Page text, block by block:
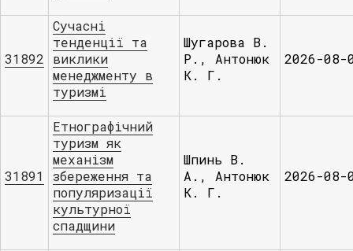
31892
Сучасні
тенденції та
виклики
менеджменту в
туризмі
Шугарова В.
Р., Антонюк
К. Г.
2026-08-
31891
Етнографічний
туризм як
механізм
збереження та
популяризації
культурної
спадщини
Шпинь В.
А., Антонюк
К. Г.
2026-08-